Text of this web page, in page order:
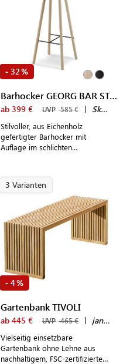
- 32 %
Barhocker GEORG BAR STOOL
ab 399 € UVP 585 € | Skagerak by Fritz Hansen
Stilvoller, aus Eichenholz
gefertigter Barhocker mit
Auflage im schlichten
3 Varianten
- 4%
Gartenbank TIVOLI
ab 445 € UVP 465 € | jankurtz
Vielseitig einsetzbare
Gartenbank ohne Lehne aus
nachhaltigem, FSC-zertifiziertem